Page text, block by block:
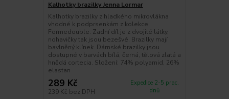
Kalhotky brazilky Jenna Lormar
Kalhotky brazilky z hladkého mikrovlákna
vhodné k podprsenkám z kolekce
Formedouble. Zadní díl je z dvojité látky,
nohavičky tak jsou bezešvé. Brazilky mají
bavlněný klínek. Dámské brazilky jsou
dostupné v barvách bílá, černá, tělová zlatá a
hnědá cortecia. Složení: 74% polyamid, 26%
elastan
289 Kč
239 Kč bez DPH
Expedice 2-5 prac.
dnů